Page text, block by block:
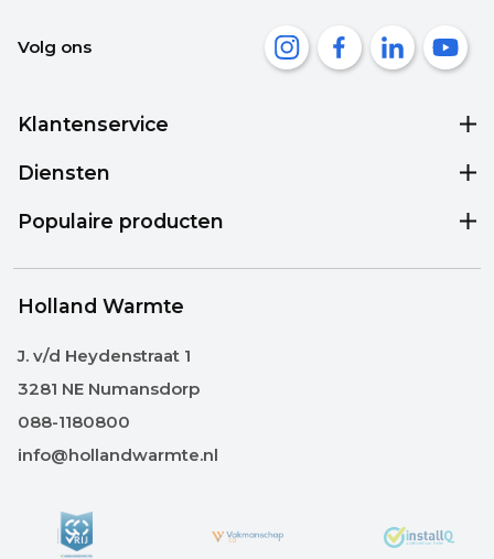
Volg ons
Klantenservice
Diensten
Populaire producten
Holland Warmte
J. v/d Heydenstraat 1
3281 NE Numansdorp
088-1180800
info@hollandwarmte.nl